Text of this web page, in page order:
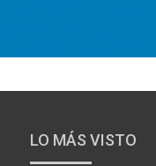
LO MÁS VISTO